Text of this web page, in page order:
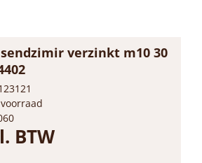
verzinkt m10 30
BTW